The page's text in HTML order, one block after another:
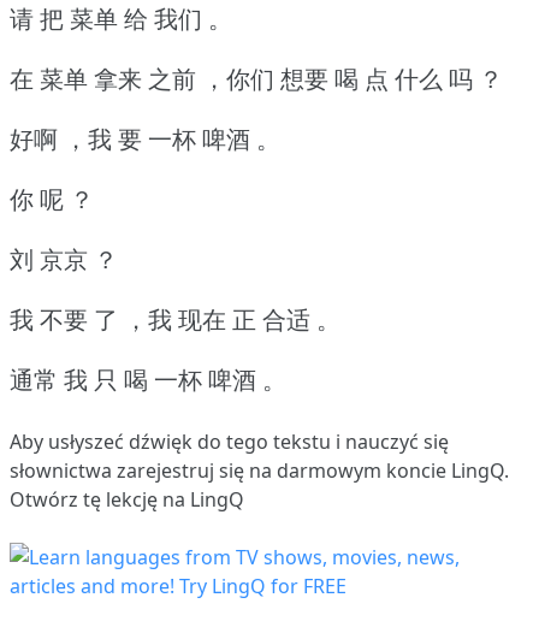
请 把 菜单 给 我们 。
在 菜单 拿来 之前 ，你们 想要 喝 点 什么 吗 ？
好啊 ，我 要 一杯 啤酒 。
你 呢 ？
刘 京京 ？
我 不要 了 ，我 现在 正 合适 。
通常 我 只 喝 一杯 啤酒 。
Aby usłyszeć dźwięk do tego tekstu i nauczyć się
słownictwa zarejestruj się na darmowym koncie LingQ.
Otwórz tę lekcję na LingQ